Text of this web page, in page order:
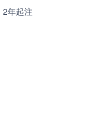
2年起注